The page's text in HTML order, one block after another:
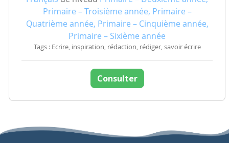
Primaire – Troisième année, Primaire –
Quatrième année, Primaire – Cinquième année,
Primaire – Sixième année
Tags : Ecrire, inspiration, rédaction, rédiger, savoir écrire
Consulter